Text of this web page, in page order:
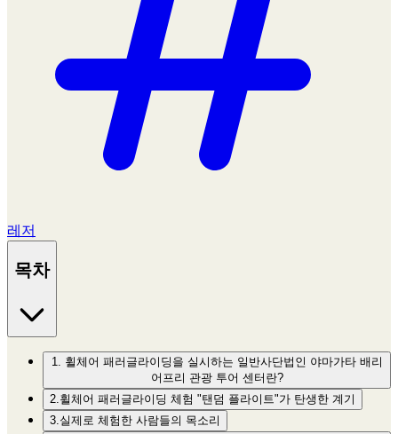
레저
목차
1. 휠체어 패러글라이딩을 실시하는 일반사단법인 야마가타 배리
어프리 관광 투어 센터란?
2.휠체어 패러글라이딩 체험 "탠덤 플라이트"가 탄생한 계기
3.실제로 체험한 사람들의 목소리